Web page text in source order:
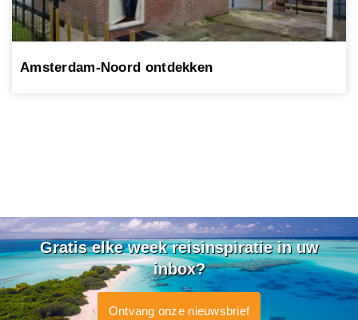
Amsterdam-Noord ontdekken
Gratis elke week reisinspiratie in uw
inbox?
Ontvang onze nieuwsbrief